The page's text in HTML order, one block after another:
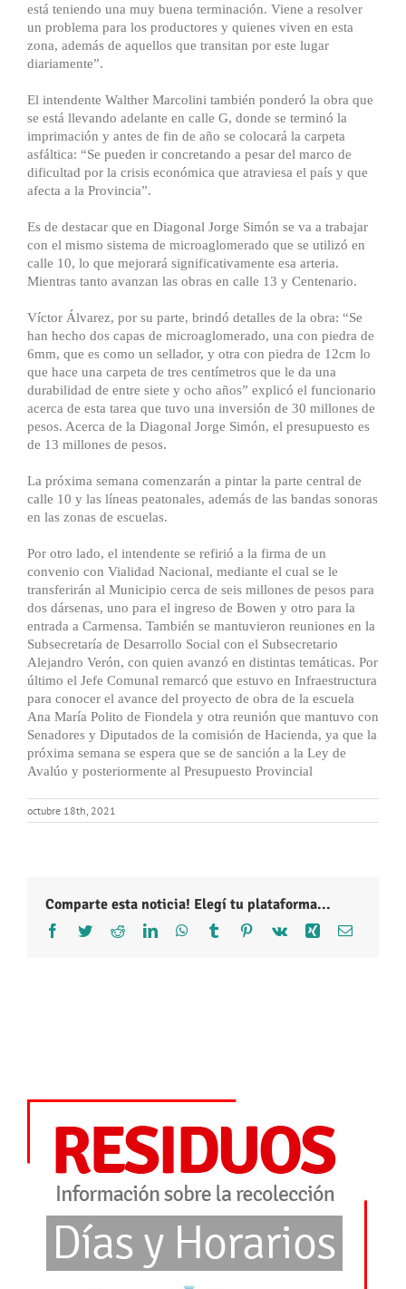
está teniendo una muy buena terminación. Viene a resolver
un problema para los productores y quienes viven en esta
zona, además de aquellos que transitan por este lugar
diariamente”.
El intendente Walther Marcolini también ponderó la obra que
se está llevando adelante en calle G, donde se terminó la
imprimación y antes de fin de año se colocará la carpeta
asfáltica: “Se pueden ir concretando a pesar del marco de
dificultad por la crisis económica que atraviesa el país y que
afecta a la Provincia”.
Es de destacar que en Diagonal Jorge Simón se va a trabajar
con el mismo sistema de microaglomerado que se utilizó en
calle 10, lo que mejorará significativamente esa arteria.
Mientras tanto avanzan las obras en calle 13 y Centenario.
Víctor Álvarez, por su parte, brindó detalles de la obra: “Se
han hecho dos capas de microaglomerado, una con piedra de
6mm, que es como un sellador, y otra con piedra de 12cm lo
que hace una carpeta de tres centímetros que le da una
durabilidad de entre siete y ocho años” explicó el funcionario
acerca de esta tarea que tuvo una inversión de 30 millones de
pesos. Acerca de la Diagonal Jorge Simón, el presupuesto es
de 13 millones de pesos.
La próxima semana comenzarán a pintar la parte central de
calle 10 y las líneas peatonales, además de las bandas sonoras
en las zonas de escuelas.
Por otro lado, el intendente se refirió a la firma de un
convenio con Vialidad Nacional, mediante el cual se le
transferirán al Municipio cerca de seis millones de pesos para
dos dársenas, uno para el ingreso de Bowen y otro para la
entrada a Carmensa. También se mantuvieron reuniones en la
Subsecretaría de Desarrollo Social con el Subsecretario
Alejandro Verón, con quien avanzó en distintas temáticas. Por
último el Jefe Comunal remarcó que estuvo en Infraestructura
para conocer el avance del proyecto de obra de la escuela
Ana María Polito de Fiondela y otra reunión que mantuvo con
Senadores y Diputados de la comisión de Hacienda, ya que la
próxima semana se espera que se de sanción a la Ley de
Avalúo y posteriormente al Presupuesto Provincial
octubre 18th, 2021
Comparte esta noticia! Elegí tu plataforma...
Facebook
TwitterRedditLinkedInWhatsApp
Tumblr Pinterest
Vk Xing Correo